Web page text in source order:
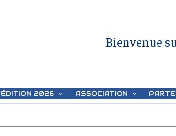
Bienvenue
ÉDITION 2026 ASSOCIATION